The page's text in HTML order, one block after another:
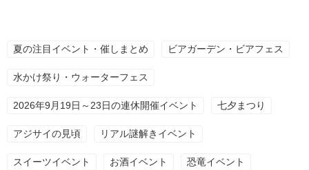
夏の注目イベント・催しまとめ ビアガーデン・ビアフェス
水かけ祭り・ウォーターフェス
2026年9月19日～23日の連休開催イベント 七夕まつり
アジサイの見頃 リアル謎解きイベント
スイーツイベント お酒イベント 恐竜イベント